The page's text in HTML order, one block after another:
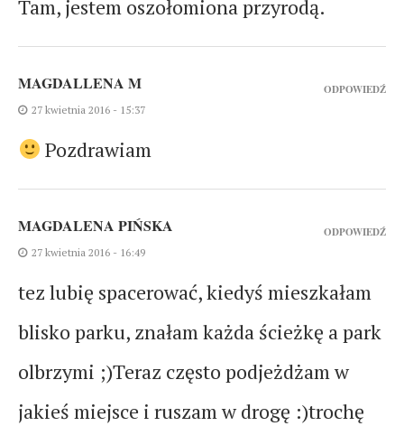
Tam, jestem oszołomiona przyrodą.
MAGDALLENA M
27 kwietnia 2016 - 15:37
Pozdrawiam
ODPOWIEDŹ
MAGDALENA PIŃSKA
27 kwietnia 2016 - 16:49
tez lubię spacerować, kiedyś mieszkałam
blisko parku, znałam każda ścieżkę a park
olbrzymi ;)Teraz często podjeżdżam w
jakieś miejsce i ruszam w drogę :)trochę
ODPOWIEDŹ